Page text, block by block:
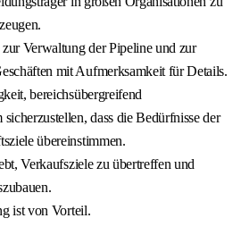
Verwaltung der Pipeline und zur
mit Aufmerksamkeit für Details.
bereichsübergreifend
dass die Bedürfnisse der
übereinstimmen.
Verkaufsziele zu übertreffen und
ist von Vorteil.